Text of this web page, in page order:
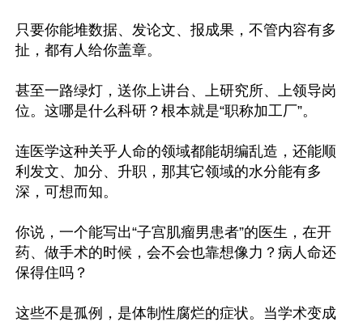
只要你能堆数据、发论文、报成果，不管内容有多
扯，都有人给你盖章。
甚至一路绿灯，送你上讲台、上研究所、上领导岗
位。这哪是什么科研？根本就是“职称加工厂”。
连医学这种关乎人命的领域都能胡编乱造，还能顺
利发文、加分、升职，那其它领域的水分能有多
深，可想而知。
你说，一个能写出“子宫肌瘤男患者”的医生，在开
药、做手术的时候，会不会也靠想像力？病人命还
保得住吗？
这些不是孤例，是体制性腐烂的症状。当学术变成